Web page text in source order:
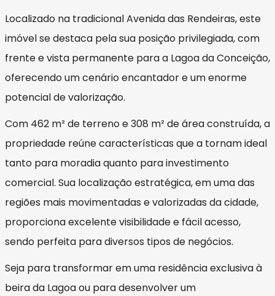
Localizado na tradicional Avenida das Rendeiras, este
imóvel se destaca pela sua posição privilegiada, com
frente e vista permanente para a Lagoa da Conceição,
oferecendo um cenário encantador e um enorme
potencial de valorização.
Com 462 m² de terreno e 308 m² de área construída, a
propriedade reúne características que a tornam ideal
tanto para moradia quanto para investimento
comercial. Sua localização estratégica, em uma das
regiões mais movimentadas e valorizadas da cidade,
proporciona excelente visibilidade e fácil acesso,
sendo perfeita para diversos tipos de negócios.
Seja para transformar em uma residência exclusiva à
beira da Lagoa ou para desenvolver um